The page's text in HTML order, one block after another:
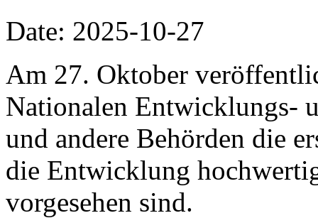
Date: 2025-10-27
Am 27. Oktober
Nationalen Entwicklungs-
und andere Behörden die
die Entwicklung
vorgesehen sind.